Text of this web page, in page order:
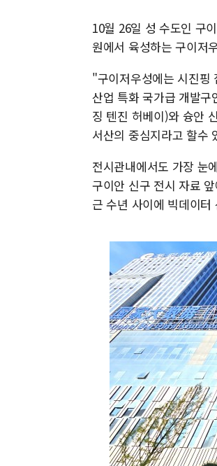
10월 26일 성 수도인 구
원에서 육성하는 구이저
"구이저우성에는 시진핑
산업 특화 국가급 개발
징 텐진 허베이)와 슝안
서산의 중심지라고 할수
전시관내에서도 가장 눈
구이안 신구 전시 자료
근 수년 사이에 빅데이